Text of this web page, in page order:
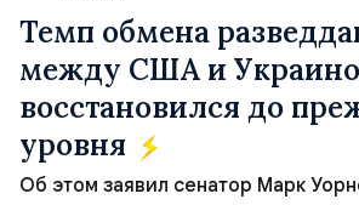
Темп обмена
между США и
восстановился до
уровня
Об этом заявил сенатор Марк